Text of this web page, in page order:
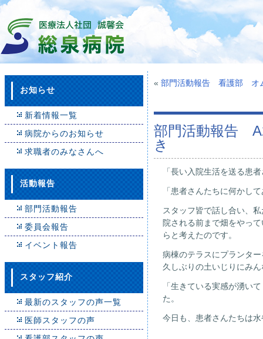
お知らせ
新着情報一覧
病院からのお知らせ
求職者のみなさんへ
活動報告
部門活動報告
委員会報告
イベント報告
スタッフ紹介
最新のスタッフの声一覧
医師スタッフの声
« 部門活動報告 看護部 オム
部門活動報告
き
「長い入院生活を送る患
「患者さんたちに何かし
スタッフ皆で話し合い、
院される前まで畑をやっ
らと考えたのです。
病棟のテラスにプランタ
久しぶりの土いじりにみ
「生きている実感が湧い
た。
今日も、患者さんたちは